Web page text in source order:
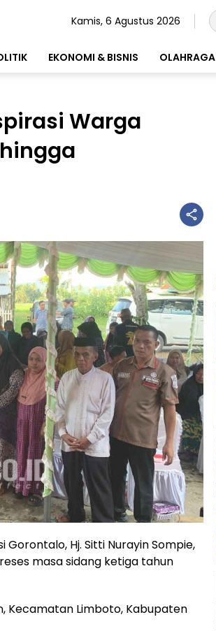
Kamis, 6 Agustus 2026
EKONOMI & BISNIS OLAHRAGA
Warga
Gorontalo, Hj. Sitti Nurayin Sompie,
masa sidang ketiga tahun
Kecamatan Limboto, Kabupaten